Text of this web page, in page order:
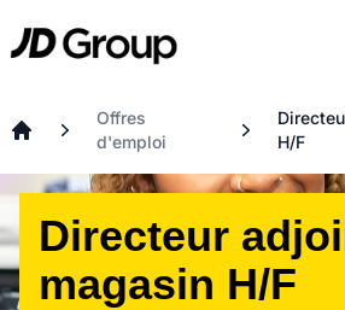
JD
Offres
d'emploi
H/F
Directeur
magasin H/F